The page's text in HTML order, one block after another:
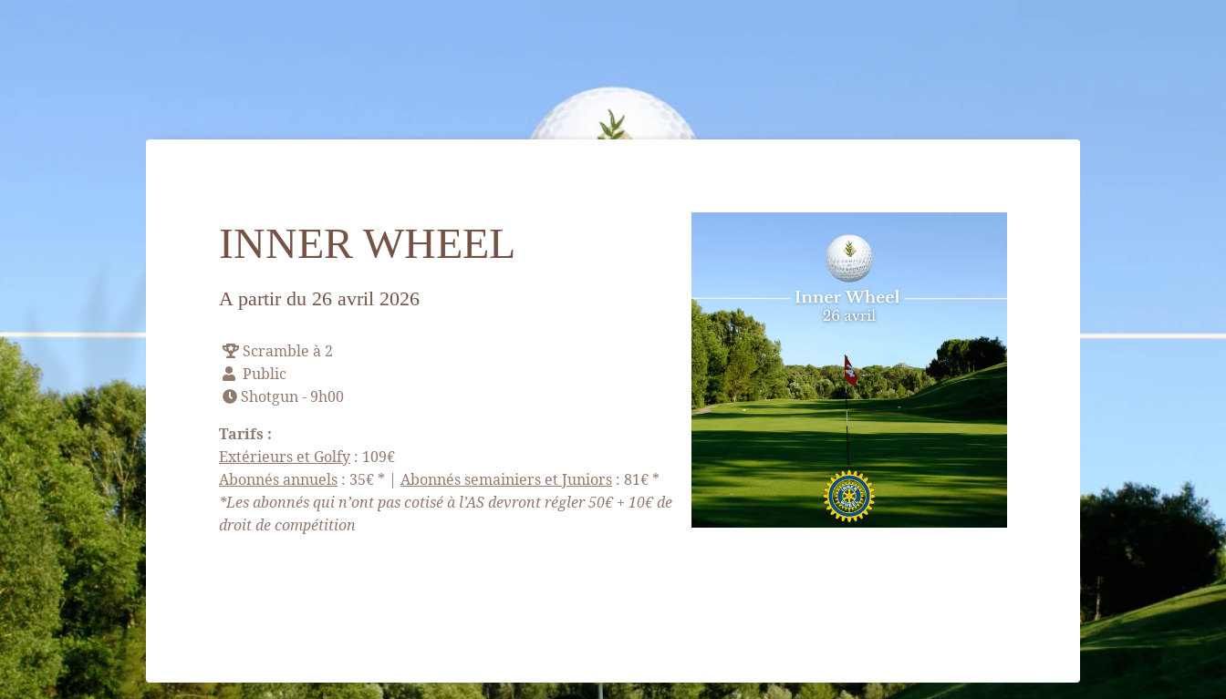
INNER WHEEL
A partir du 26 avril 2026
Scramble à 2
Public
Shotgun - 9h00
Tarifs :
Extérieurs et Golfy : 109€
Abonnés annuels : 35€ * | Abonnés semainiers et Juniors : 81€ *
*Les abonnés qui n’ont pas cotisé à l’AS devront régler 50€ + 10€ de
droit de compétition
HÉBERGEMENT
SPA & BIEN-ÊTRE
SPORT & LOISIRS
RESTAURANT
ENVIRONNEMENT
IMMOBILIER
Nos forfaits